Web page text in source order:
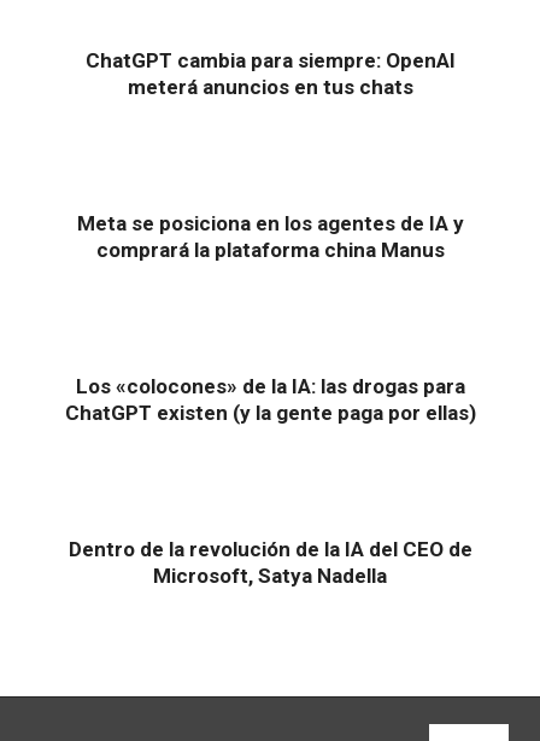
ChatGPT cambia para siempre: OpenAI
meterá anuncios en tus chats
Meta se posiciona en los agentes de IA y
comprará la plataforma china Manus
Los «colocones» de la IA: las drogas para
ChatGPT existen (y la gente paga por ellas)
Dentro de la revolución de la IA del CEO de
Microsoft, Satya Nadella